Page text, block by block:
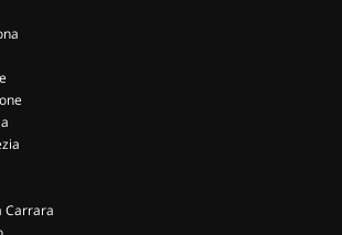
Carrara